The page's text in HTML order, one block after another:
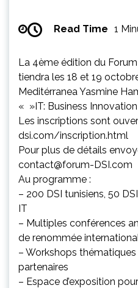
Read Time 1
La 4ème édition du
tiendra les 18 et 19
Meditérranea Yasmine
« »IT: Business Innovation
Les inscriptions sont
dsi.com/inscription.html
Pour plus de détails
contact@forum-DSI.com
Au programme :
– 200 DSI tunisiens, 50
IT
– Multiples conférences
de renommée
– Workshops
partenaires
– Espace d’exposition